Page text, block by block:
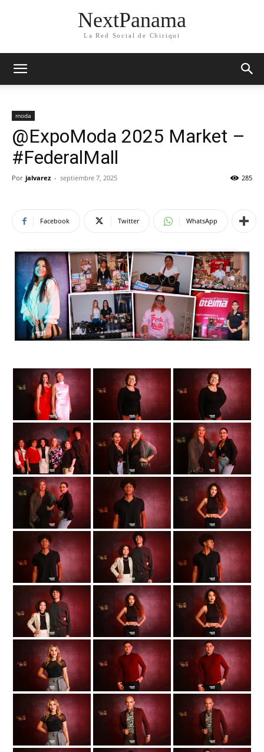
NextPanama
La Red Social de Chiriqui
moda
@ExpoModa 2025 Market –
#FederalMall
Por jalvarez - septiembre 7, 2025 285
Facebook Twitter WhatsApp